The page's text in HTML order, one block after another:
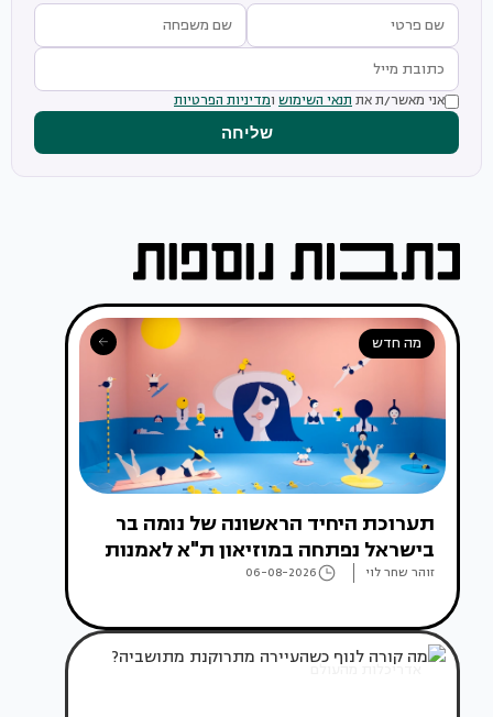
אני מאשר/ת את תנאי השימוש ומדיניות הפרטיות
שליחה
מה חדש
תערוכת היחיד הראשונה של נומה בר
בישראל נפתחה במוזיאון ת"א לאמנות
זוהר שחר לוי 06-08-2026
אדריכלות מהעולם